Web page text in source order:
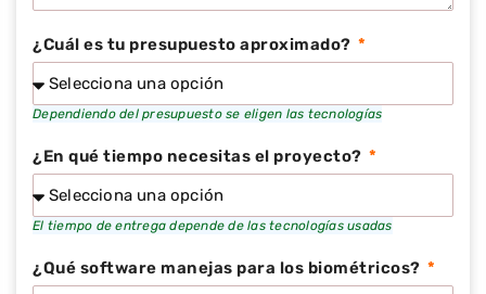
¿Cuál es tu presupuesto aproximado?
¿En qué tiempo necesitas el proyecto?
¿Qué software manejas para los biométricos?